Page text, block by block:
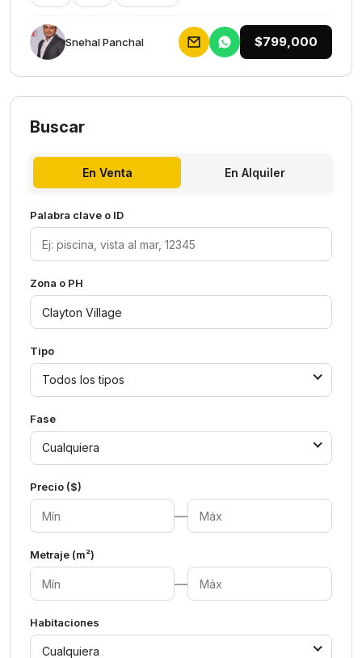
Snehal Panchal $799,000
Buscar
En Venta En Alquiler
Palabra clave o ID
Zona o PH
Tipo
Todos los tipos
Fase
Cualquiera
Precio ($)
—
Metraje (m²)
—
Habitaciones
Cualquiera